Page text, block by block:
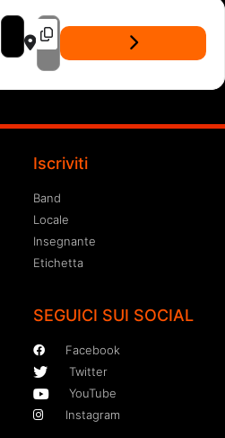
ADDRESS - U TOUR - LIVE LIAN CLUB
DESTINATION ADDRESS - U TOUR
Iscriviti
Band
Locale
Insegnante
Etichetta
SEGUICI SUI SOCIAL
Facebook
Twitter
YouTube
Instagram